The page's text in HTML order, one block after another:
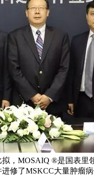
，MOSAIQ ®是国表
修了MSKCC大量肿